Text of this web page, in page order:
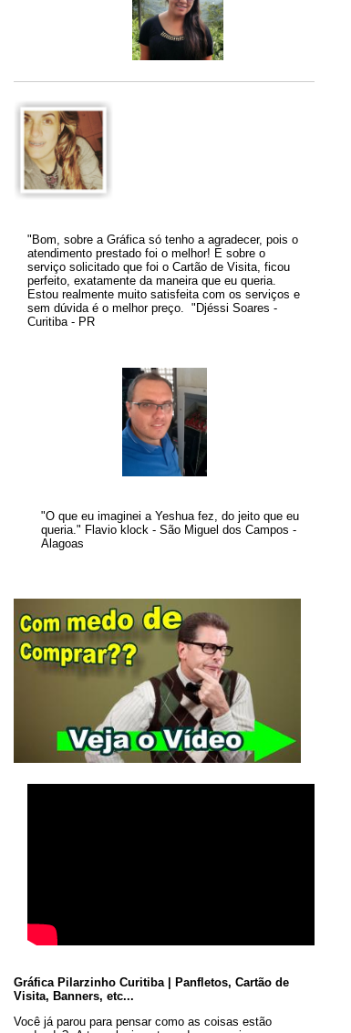
"Bom, sobre a Gráfica só tenho a agradecer, pois o
atendimento prestado foi o melhor! E sobre o
serviço solicitado que foi o Cartão de Visita, ficou
perfeito, exatamente da maneira que eu queria.
Estou realmente muito satisfeita com os serviços e
sem dúvida é o melhor preço. " Djéssi Soares -
Curitiba - PR
"O que eu imaginei a Yeshua fez, do jeito que eu
queria." Flavio klock - São Miguel dos Campos -
Alagoas
Gráfica Pilarzinho Curitiba | Panfletos, Cartão de
Visita, Banners, etc...
Você já parou para pensar como as coisas estão